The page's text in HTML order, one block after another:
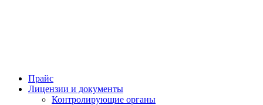
Прайс
Лицензии и документы
Контролирующие органы